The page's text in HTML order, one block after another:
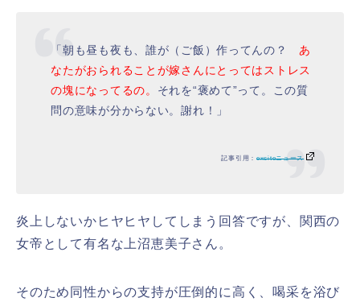
「朝も昼も夜も、誰が（ご飯）作ってんの？ あ
なたがおられることが嫁さんにとってはストレス
の塊になってるの。 それを“褒めて”って。この質
問の意味が分からない。謝れ！」
記事引用： exciteニュース
炎上しないかヒヤヒヤしてしまう回答ですが、関西の
女帝として有名な上沼恵美子さん。
そのため同性からの支持が圧倒的に高く、喝采を浴び